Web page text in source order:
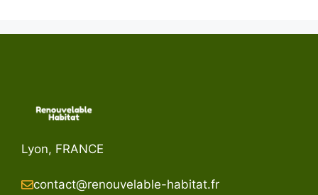
Lyon, FRANCE
contact@renouvelable-habitat.fr